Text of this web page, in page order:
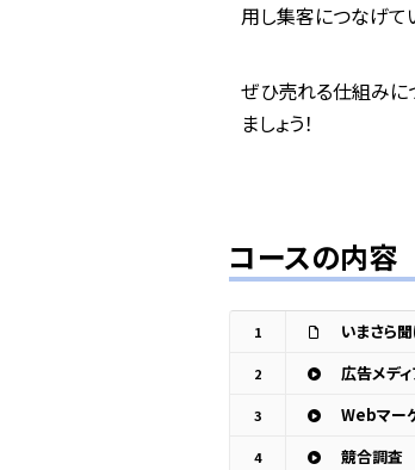
用し集客につなげて
ぜひ売れる仕組みに
ましょう！
コースの内容
1 いまさら
2 広告メデ
3 Webマー
4 競合調査